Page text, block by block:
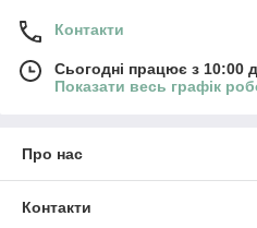
Контакти
Сьогодні працює з 10:00
Показати весь графік
Про нас
Контакти